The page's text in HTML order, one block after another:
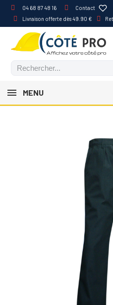
04 68 87 48 16
Contact
Livraison offerte dès 49.90 €
MENU